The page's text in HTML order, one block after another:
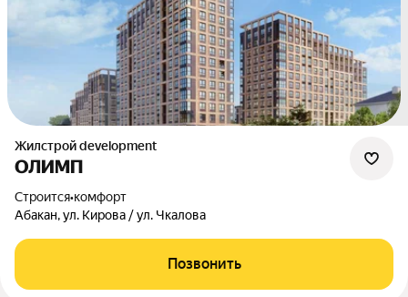
Жилстрой development
ОЛИМП
Строится•комфорт
Абакан, ул. Кирова / ул. Чкалова
Позвонить